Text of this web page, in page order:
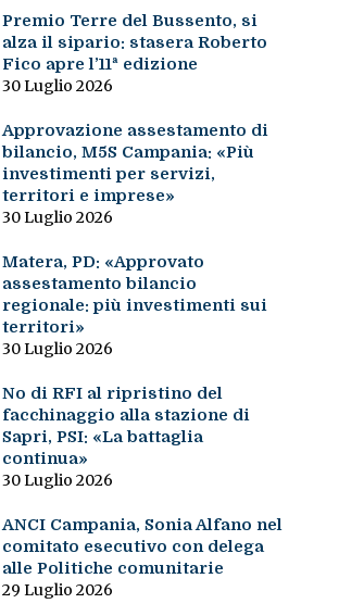
Premio Terre del Bussento, si
alza il sipario: stasera Roberto
Fico apre l’11ª edizione
30 Luglio 2026
Approvazione assestamento di
bilancio, M5S Campania: «Più
investimenti per servizi,
territori e imprese»
30 Luglio 2026
Matera, PD: «Approvato
assestamento bilancio
regionale: più investimenti sui
territori»
30 Luglio 2026
No di RFI al ripristino del
facchinaggio alla stazione di
Sapri, PSI: «La battaglia
continua»
30 Luglio 2026
ANCI Campania, Sonia Alfano nel
comitato esecutivo con delega
alle Politiche comunitarie
29 Luglio 2026